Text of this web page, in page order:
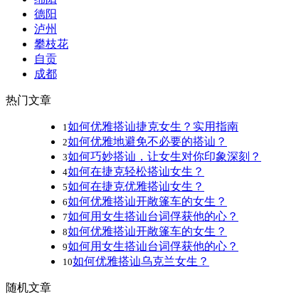
德阳
泸州
攀枝花
自贡
成都
热门文章
1如何优雅搭讪捷克女生？实用指南
2如何优雅地避免不必要的搭讪？
3如何巧妙搭讪，让女生对你印象深刻？
4如何在捷克轻松搭讪女生？
5如何在捷克优雅搭讪女生？
6如何优雅搭讪开敞篷车的女生？
7如何用女生搭讪台词俘获他的心？
8如何优雅搭讪开敞篷车的女生？
9如何用女生搭讪台词俘获他的心？
10如何优雅搭讪乌克兰女生？
随机文章